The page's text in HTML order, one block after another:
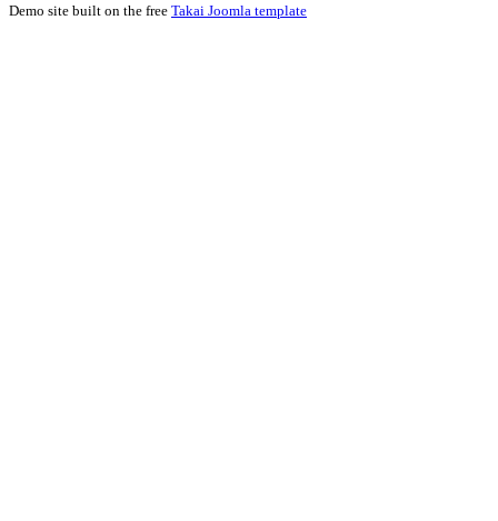
Demo site built on the free Takai Joomla template